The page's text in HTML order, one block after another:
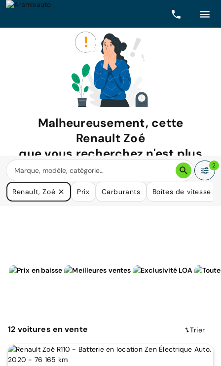
Malheureusement, cette
Renault Zoé
que vous recherchez n'est plus
disponible.
Nous avons de nombreuses voitures qui pourraient répondre
à vos besoins.
2
Renault, Zoé Prix Carburants Boîtes de vitesse
12 voitures en vente Trier